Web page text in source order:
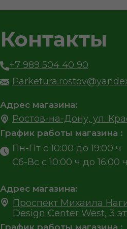
Контакты
График работы магазина :
+7 989 504 40 90
Ростов-на-Дону, ул.
Пн-Пт с 10:00 до 19:00 ч
Сб-Вс с 10:00 ч до 16:00 ч
Проспект Михаила
Design Center West, 3
График работы магазина :
Адрес магазина:
Адрес магазина: